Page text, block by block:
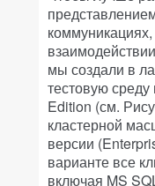
мы создали в
тестовую
Edition (см.
кластерной
версии
варианте все
включая MS